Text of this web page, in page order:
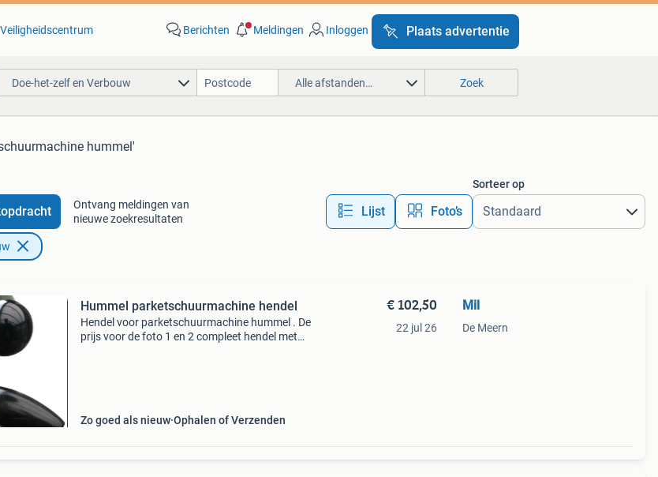
Veiligheidscentrum Berichten Meldingen Inloggen Plaats advertentie
Doe-het-zelf en Verbouw Alle afstanden… Zoek
hummel'
Ontvang meldingen van
nieuwe zoekresultaten
Lijst Foto’s
Sorteer op
Hummel parketschuurmachine hendel
Hendel voor parketschuurmachine hummel . De
prijs voor de foto 1 en 2 compleet hendel met
Zo goed als nieuw Ophalen of Verzenden
€ 102,50
22 jul 26
Mil
De Meern